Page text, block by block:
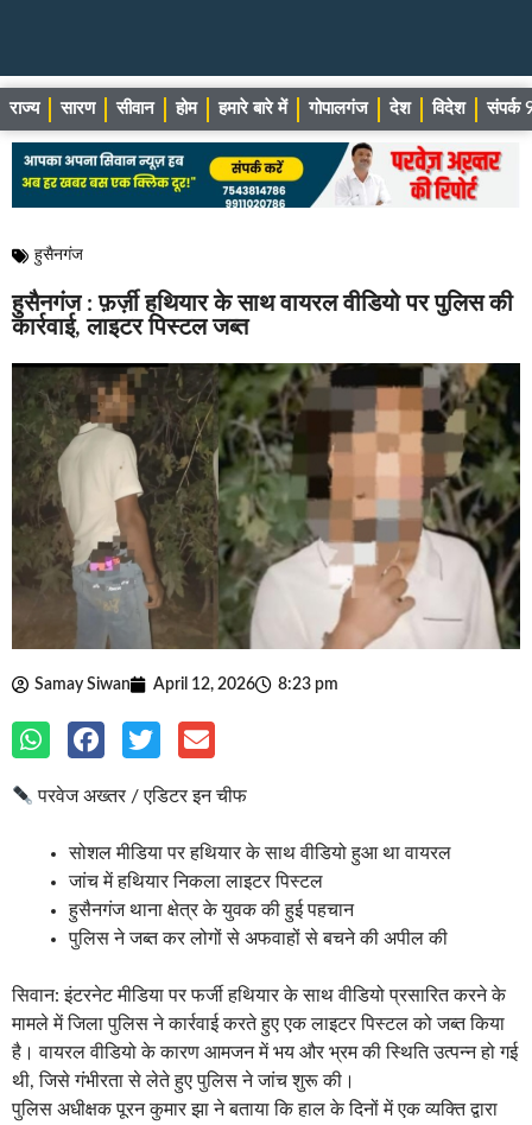
राज्य सारण सीवान होम हमारे बारे में गोपालगंज देश विदेश संपर्क
हुसैनगंज
हुसैनगंज : फ़र्ज़ी हथियार के साथ वायरल वीडियो पर पुलिस की
कार्रवाई, लाइटर पिस्टल जब्त
Samay Siwan April 12, 2026 8:23 pm
परवेज अख्तर / एडिटर इन चीफ
सोशल मीडिया पर हथियार के साथ वीडियो हुआ था वायरल
जांच में हथियार निकला लाइटर पिस्टल
हुसैनगंज थाना क्षेत्र के युवक की हुई पहचान
पुलिस ने जब्त कर लोगों से अफवाहों से बचने की अपील की
सिवान: इंटरनेट मीडिया पर फर्जी हथियार के साथ वीडियो प्रसारित करने के
मामले में जिला पुलिस ने कार्रवाई करते हुए एक लाइटर पिस्टल को जब्त किया
है। वायरल वीडियो के कारण आमजन में भय और भ्रम की स्थिति उत्पन्न हो गई
थी, जिसे गंभीरता से लेते हुए पुलिस ने जांच शुरू की।
पुलिस अधीक्षक पूरन कुमार झा ने बताया कि हाल के दिनों में एक व्यक्ति द्वारा